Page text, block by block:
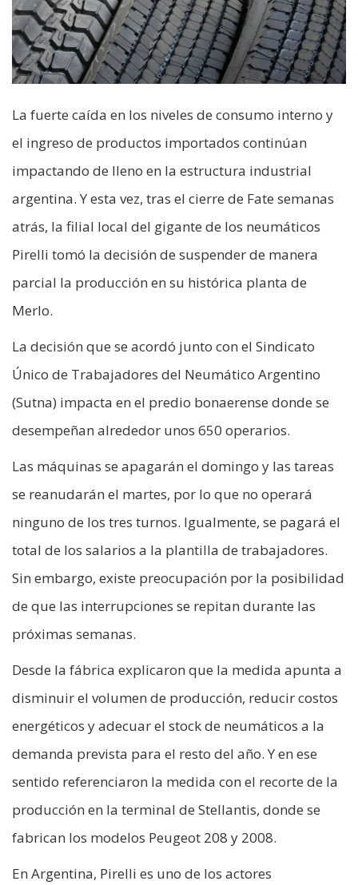
La fuerte caída en los niveles de consumo interno y
el ingreso de productos importados continúan
impactando de lleno en la estructura industrial
argentina. Y esta vez, tras el cierre de Fate semanas
atrás, la filial local del gigante de los neumáticos
Pirelli tomó la decisión de suspender de manera
parcial la producción en su histórica planta de
Merlo.
La decisión que se acordó junto con el Sindicato
Único de Trabajadores del Neumático Argentino
(Sutna) impacta en el predio bonaerense donde se
desempeñan alrededor unos 650 operarios.
Las máquinas se apagarán el domingo y las tareas
se reanudarán el martes, por lo que no operará
ninguno de los tres turnos. Igualmente, se pagará el
total de los salarios a la plantilla de trabajadores.
Sin embargo, existe preocupación por la posibilidad
de que las interrupciones se repitan durante las
próximas semanas.
Desde la fábrica explicaron que la medida apunta a
disminuir el volumen de producción, reducir costos
energéticos y adecuar el stock de neumáticos a la
demanda prevista para el resto del año. Y en ese
sentido referenciaron la medida con el recorte de la
producción en la terminal de Stellantis, donde se
fabrican los modelos Peugeot 208 y 2008.
En Argentina, Pirelli es uno de los actores